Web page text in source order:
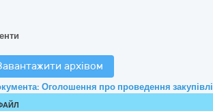
архівом
Оголошення про проведення закупівлі